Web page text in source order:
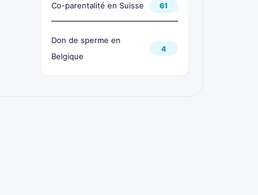
Co-parentalité en Suisse 61
Don de sperme en
Belgique
4